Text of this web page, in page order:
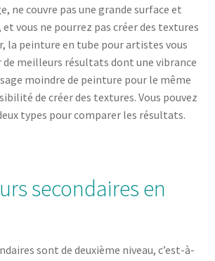
ne couvre pas une grande surface et
vous ne pourrez pas créer des textures
la peinture en tube pour artistes vous
de meilleurs résultats dont une vibrance
moindre de peinture pour le même
de créer des textures. Vous pouvez
types pour comparer les résultats.
secondaires en
sont de deuxième niveau, c’est-à-